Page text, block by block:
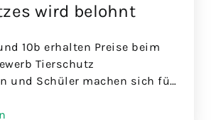
wird belohnt
10b erhalten Preise beim
Tierschutz
und Schüler machen sich für